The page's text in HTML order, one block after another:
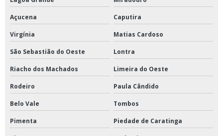
Açucena Caputira
Virgínia Matias Cardoso
São Sebastião do Oeste Lontra
Riacho dos Machados Limeira do Oeste
Rodeiro Paula Cândido
Belo Vale Tombos
Pimenta Piedade de Caratinga